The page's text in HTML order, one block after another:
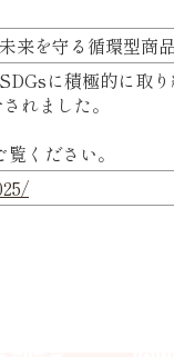
を守る循環型商
に積極的に取り
れました。
ください。